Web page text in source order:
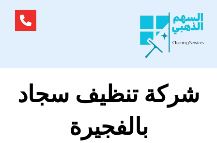
شركة تنظيف سجاد
بالفجيرة